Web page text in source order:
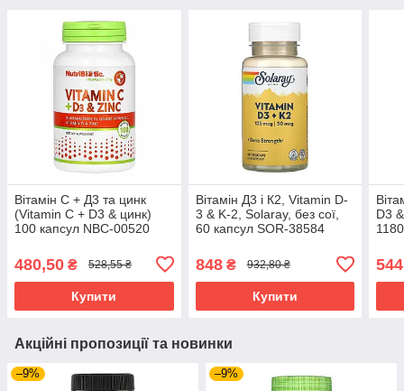
Вітамін С + Д3 та цинк
(Vitamin C + D3 & цинк)
100 капсул NBC-00520
480,50 ₴ 528,55 ₴
Купити
Вітамін Д3 і К2, Vitamin D-
3 & K-2, Solaray, без сої,
60 капсул SOR-38584
848₴ 932,80 ₴
Купити
D3
544
Акційні пропозиції та новинки
–9% –9%